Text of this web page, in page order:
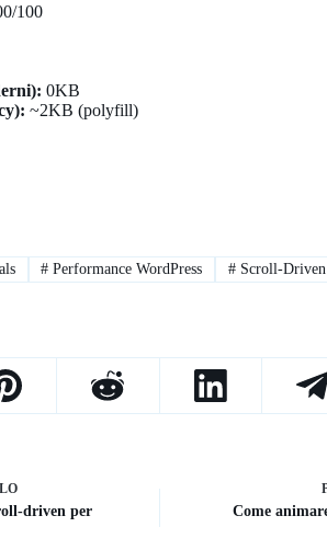
100
0KB
~2KB (polyfill)
# Performance WordPress # Scroll-Driven
driven per
Come